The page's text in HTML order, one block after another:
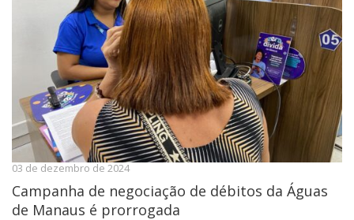
03 de dezembro de 2024
Campanha de negociação de débitos da Águas
de Manaus é prorrogada